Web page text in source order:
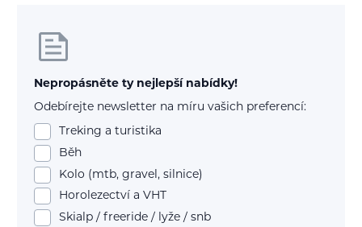
Nepropásněte ty nejlepší nabídky!
Odebírejte newsletter na míru vašich preferencí:
Treking a turistika
Běh
Kolo (mtb, gravel, silnice)
Horolezectví a VHT
Skialp / freeride / lyže / snb